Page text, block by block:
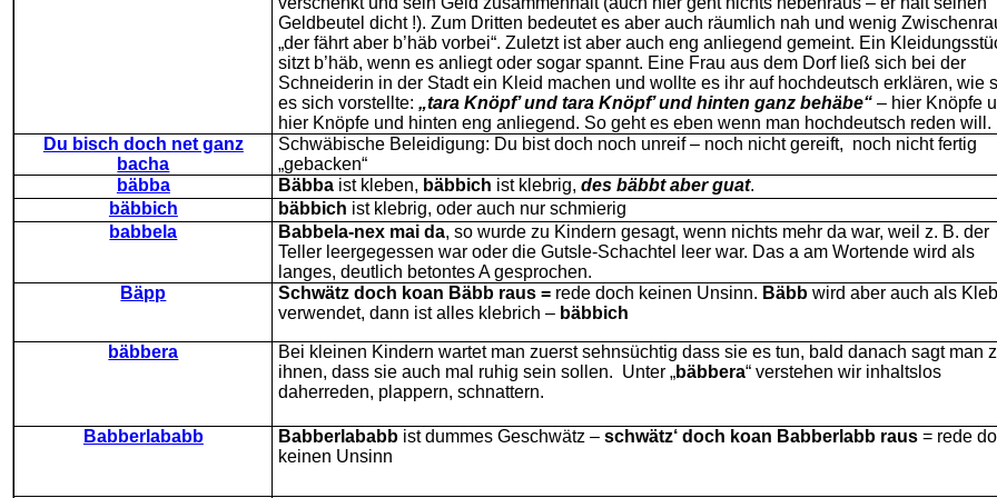
Geldbeutel dicht !). Zum Dritten bedeutet es aber auch räumlich nah und wenig
„der fährt aber b’häb vorbei“. Zuletzt ist aber auch eng anliegend gemeint. Ein
sitzt b’häb, wenn es anliegt oder sogar spannt. Eine Frau aus dem Dorf ließ sich bei der
Schneiderin in der Stadt ein Kleid machen und wollte es ihr auf hochdeutsch erklären, wie
es sich vorstellte:„tara Knöpf’ und tara Knöpf’ und hinten ganz behäbe“ – hier Knöpfe
hier Knöpfe und hinten eng anliegend. So geht es eben wenn man hochdeutsch reden will.
Du bisch doch net ganz
bacha
Schwäbische Beleidigung: Du bist doch noch unreif – noch nicht gereift, noch nicht fertig
„gebacken“
bäbba
Bäbba ist kleben, bäbbich ist klebrig,des bäbbt aber guat.
bäbbich
bäbbich ist klebrig, oder auch nur schmierig
babbela
Babbela-nex mai da, so wurde zu Kindern gesagt, wenn nichts mehr da war, weil z. B. der
Teller leergegessen war oder die Gutsle-Schachtel leer war. Das a am Wortende wird als
langes, deutlich betontes A gesprochen.
Bäpp
Schwätz doch koan Bäbb raus = rede doch keinen Unsinn. Bäbb wird aber auch als
verwendet, dann ist alles klebrich – bäbbich
bäbbera
Bei kleinen Kindern wartet man zuerst sehnsüchtig dass sie es tun, bald danach sagt man
ihnen, dass sie auch mal ruhig sein sollen. Unter „bäbbera“ verstehen wir inhaltslos
daherreden, plappern, schnattern.
Babberlababb Babberlababb ist dummes Geschwätz –schwätz‘ doch koan Babberlabb raus= rede
keinen Unsinn